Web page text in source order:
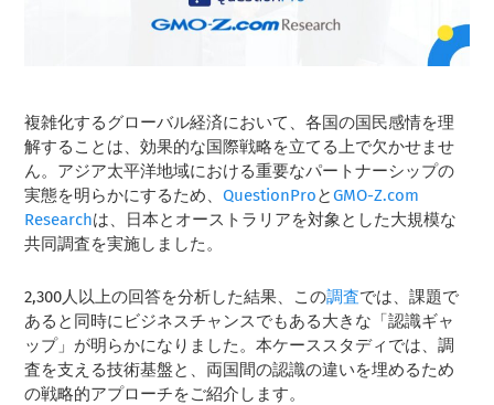
複雑化するグローバル経済において、各国の国民感情を理
解することは、効果的な国際戦略を立てる上で欠かせませ
ん。アジア太平洋地域における重要なパートナーシップの
実態を明らかにするため、QuestionProとGMO-Z.com
Researchは、日本とオーストラリアを対象とした大規模な
共同調査を実施しました。
2,300人以上の回答を分析した結果、この調査では、課題で
あると同時にビジネスチャンスでもある大きな「認識ギャ
ップ」が明らかになりました。本ケーススタディでは、調
査を支える技術基盤と、両国間の認識の違いを埋めるため
の戦略的アプローチをご紹介します。